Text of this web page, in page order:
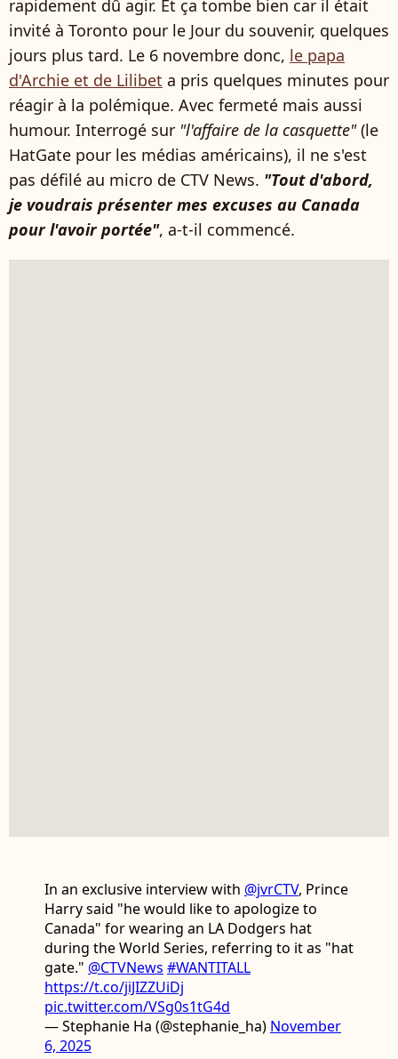
rapidement dû agir. Et ça tombe bien car il était
invité à Toronto pour le Jour du souvenir, quelques
jours plus tard. Le 6 novembre donc, le papa
d'Archie et de Lilibet a pris quelques minutes pour
réagir à la polémique. Avec fermeté mais aussi
humour. Interrogé sur "l'affaire de la casquette"(le
HatGate pour les médias américains), il ne s'est
pas défilé au micro de CTV News. "Tout d'abord,
je voudrais présenter mes excuses au Canada
pour l'avoir portée", a-t-il commencé.
In an exclusive interview with @jvrCTV, Prince
Harry said "he would like to apologize to
Canada" for wearing an LA Dodgers hat
during the World Series, referring to it as "hat
gate." @CTVNews #WANTITALL
https://t.co/jiJIZZUiDj
pic.twitter.com/VSg0s1tG4d
— Stephanie Ha (@stephanie_ha) November
6, 2025